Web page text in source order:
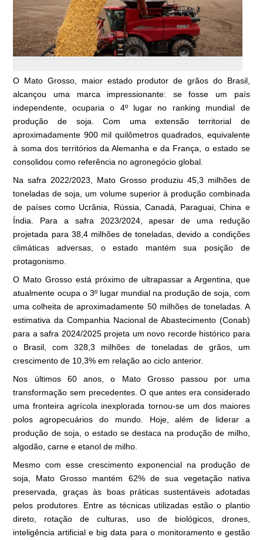
O Mato Grosso, maior estado produtor de grãos do Brasil,
alcançou uma marca impressionante: se fosse um país
independente, ocuparia o 4º lugar no ranking mundial de
produção de soja. Com uma extensão territorial de
aproximadamente 900 mil quilômetros quadrados, equivalente
à soma dos territórios da Alemanha e da França, o estado se
consolidou como referência no agronegócio global.
Na safra 2022/2023, Mato Grosso produziu 45,3 milhões de
toneladas de soja, um volume superior à produção combinada
de países como Ucrânia, Rússia, Canadá, Paraguai, China e
Índia. Para a safra 2023/2024, apesar de uma redução
projetada para 38,4 milhões de toneladas, devido a condições
climáticas adversas, o estado mantém sua posição de
protagonismo.
O Mato Grosso está próximo de ultrapassar a Argentina, que
atualmente ocupa o 3º lugar mundial na produção de soja, com
uma colheita de aproximadamente 50 milhões de toneladas. A
estimativa da Companhia Nacional de Abastecimento (Conab)
para a safra 2024/2025 projeta um novo recorde histórico para
o Brasil, com 328,3 milhões de toneladas de grãos, um
crescimento de 10,3% em relação ao ciclo anterior.
Nos últimos 60 anos, o Mato Grosso passou por uma
transformação sem precedentes. O que antes era considerado
uma fronteira agrícola inexplorada tornou-se um dos maiores
polos agropecuários do mundo. Hoje, além de liderar a
produção de soja, o estado se destaca na produção de milho,
algodão, carne e etanol de milho.
Mesmo com esse crescimento exponencial na produção de
soja, Mato Grosso mantém 62% de sua vegetação nativa
preservada, graças às boas práticas sustentáveis adotadas
pelos produtores. Entre as técnicas utilizadas estão o plantio
direto, rotação de culturas, uso de biológicos, drones,
inteligência artificial e big data para o monitoramento e gestão